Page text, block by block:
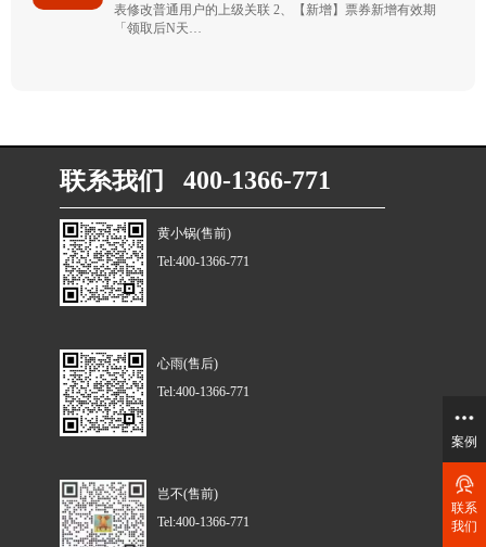
表修改普通用户的上级关联 2、【新增】票券新增有效期
「领取后N天…
联系我们 400-1366-771
黄小锅(售前)
Tel:400-1366-771
心雨(售后)
Tel:400-1366-771
岂不(售前)
Tel:400-1366-771
案例
联系
我们